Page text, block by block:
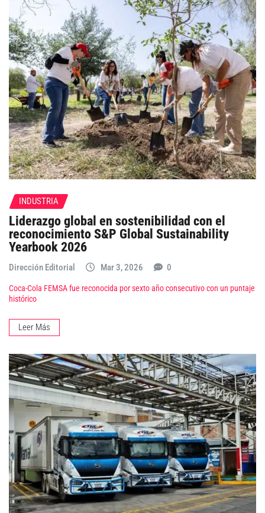
INDUSTRIA
Liderazgo global en sostenibilidad con el
reconocimiento S&P Global Sustainability
Yearbook 2026
Dirección Editorial Mar 3, 2026 0
Coca-Cola FEMSA fue reconocida por sexto año consecutivo con un puntaje
histórico
Leer Más